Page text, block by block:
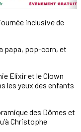
inclusive de
papa, pop-corn, et
Elixir et le Clown
les yeux des enfants
des Dômes et
Christophe